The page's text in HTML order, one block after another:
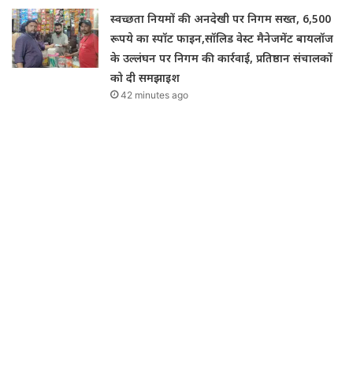
स्वच्छता नियमों की अनदेखी पर निगम सख्त, 6,500
रूपये का स्पॉट फाइन,सॉलिड वेस्ट मैनेजमेंट बायलॉज
के उल्लंघन पर निगम की कार्रवाई, प्रतिष्ठान संचालकों
को दी समझाइश
42 minutes ago